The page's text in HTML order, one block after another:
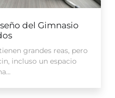
del Gimnasio
grandes reas, pero
incluso un espacio